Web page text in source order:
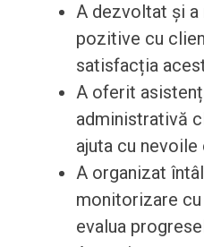
A dezvoltat și
pozitive cu
satisfacția
A oferit
administrativă
ajuta cu
A organizat
monitorizare
evalua